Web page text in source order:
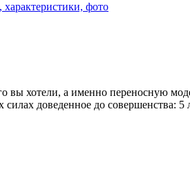
хотели, а именно переносную
доведенное до совершенства: 5